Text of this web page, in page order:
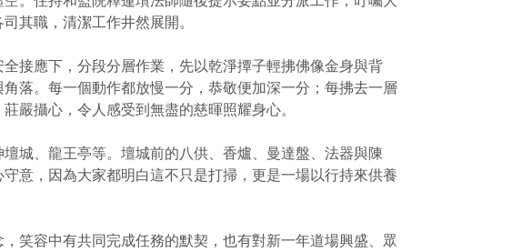
其職，清潔工作井然展開。
接應下，分段分層作業，先以乾淨撢子輕拂佛像金身與背
落。每一個動作都放慢一分，恭敬便加深一分；每拂去一層
嚴攝心，令人感受到無盡的慈暉照耀身心。
城、龍王亭等。壇城前的八供、香爐、曼達盤、法器與陳
意，因為大家都明白這不只是打掃，更是一場以行持來供養
笑容中有共同完成任務的默契，也有對新一年道場興盛、眾